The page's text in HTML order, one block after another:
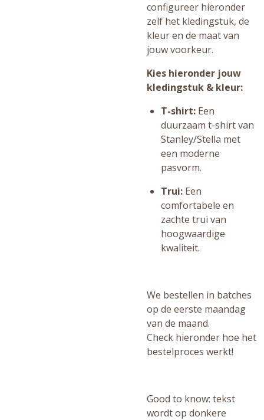
configureer hieronder
zelf het kledingstuk, de
kleur en de maat van
jouw voorkeur.
Kies hieronder jouw
kledingstuk & kleur:
T-shirt: Een
duurzaam t-shirt van
Stanley/Stella met
een moderne
pasvorm.
Trui: Een
comfortabele en
zachte trui van
hoogwaardige
kwaliteit.
We bestellen in batches
op de eerste maandag
van de maand.
Check hieronder hoe het
bestelproces werkt!
Good to know: tekst
wordt op donkere